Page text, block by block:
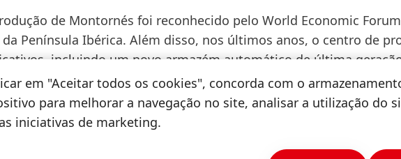
de Montornés foi reconhecido pelo World Economic
Península Ibérica. Além disso, nos últimos anos, o centro de
incluindo um novo armazém automático de última
linhas de embalamento para a unidade de negócio de Laundry &
de adesivos para a indústria aeroespacial. Esses
de euros, geraram empregos diretos e indiretos, e demonstram
a longo prazo.
em "Aceitar todos os cookies", concorda com o
para melhorar a navegação no site, analisar a utilização do
iniciativas de marketing.